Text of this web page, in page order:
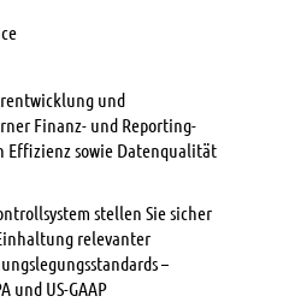
und
Finanz- und Reporting-
Effizienz sowie Datenqualität
stellen Sie sicher
relevanter
–
und US-GAAP